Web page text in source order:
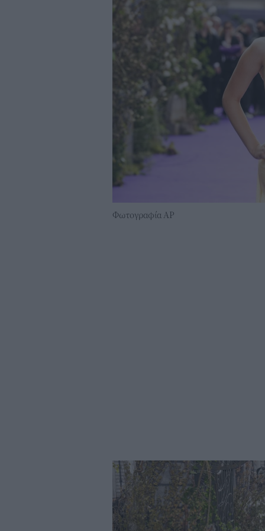
Φωτογραφία AP